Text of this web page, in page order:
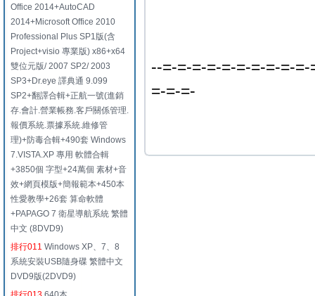
Office 2014+AutoCAD
2014+Microsoft Office 2010
Professional Plus SP1版(含
Project+visio 專業版) x86+x64
雙位元版/ 2007 SP2/ 2003
SP3+Dr.eye 譯典通 9.099
SP2+翻譯合輯+正航一號(進銷
存.會計.營業帳務.客戶關係管理.
報價系統.票據系統.維修管
理)+防毒合輯+490套 Windows
7.VISTA.XP 專用 軟體合輯
+3850個 字型+24萬個 素材+音
效+網頁模版+簡報範本+450本
性愛教學+26套 算命軟體
+PAPAGO 7 衛星導航系統 繁體
中文 (8DVD9)
排行011 Windows XP、7、8
系統安裝USB隨身碟 繁體中文
DVD9版(2DVD9)
--=-=-=-=-=-=-=-=-=-
=-=-=-